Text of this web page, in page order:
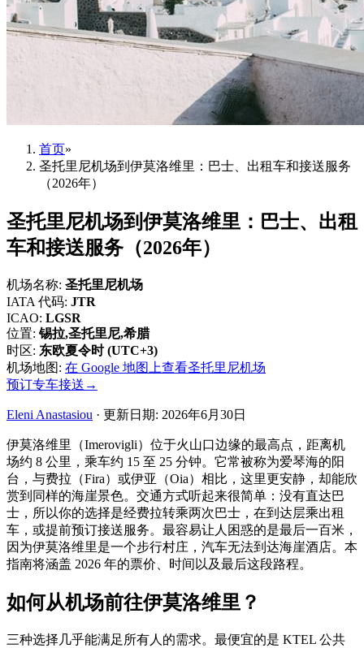
首页»
圣托里尼机场到伊莫洛维里：巴士、出租车和接送服务
（2026年）
圣托里尼机场到伊莫洛维里：巴士、出租
车和接送服务（2026年）
机场名称: 圣托里尼机场
IATA 代码: JTR
ICAO: LGSR
位置: 锡拉,圣托里尼,希腊
时区: 东欧夏令时 (UTC+3)
机场地图: 在 Google 地图上查看圣托里尼机场
预订专车接送 →
Eleni Anastasiou · 更新日期: 2026年6月30日
伊莫洛维里（Imerovigli）位于火山口边缘的最高点，距离机
场约 8 公里，乘车约 15 至 25 分钟。它常被称为爱琴海的阳
台，与费拉（Fira）或伊亚（Oia）相比，这里更安静，却能欣
赏到同样的海崖景色。交通方式听起来很简单：没有直达巴
士，所以你的选择是经费拉转乘两次巴士，在到达层乘出租
车，或提前预订接送服务。最容易让人困惑的是最后一百米，
因为伊莫洛维里是一个步行村庄，汽车无法到达海崖酒店。本
指南将涵盖 2026 年的票价、时间以及最后这段路程。
如何从机场前往伊莫洛维里？
三种选择几乎能满足所有人的需求。最便宜的是 KTEL 公共